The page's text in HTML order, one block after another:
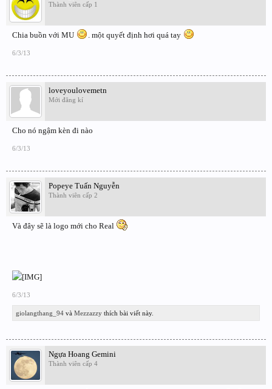
Thành viên cấp 1
Chia buồn với MU . một quyết định hơi quá tay
6/3/13
loveyoulovemetn
Mới đăng kí
Cho nó ngậm kèn đi nào
6/3/13
Popeye Tuấn Nguyễn
Thành viên cấp 2
Và đây sẽ là logo mới cho Real
6/3/13
giolangthang_94 và Mezzazzy thích bài viết này.
Ngựa Hoang Gemini
Thành viên cấp 4